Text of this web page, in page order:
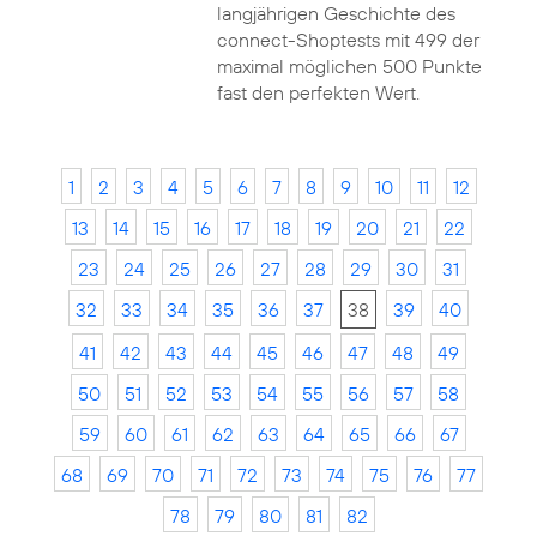
langjährigen Geschichte des
connect-Shoptests mit 499 der
maximal möglichen 500 Punkte
fast den perfekten Wert.
1 2 3 4 5 6 7 8 9 10 11
12
13
14 15 16 17 18 19 20 21
22
23
24 25 26 27 28 29 30
31
32
33 34 35 36 37 38 39
40
41
42 43 44 45 46 47 48
49
50
51 52 53 54 55 56 57
58
59
60 61 62 63 64 65 66
67
68
69 70 71 72 73 74 75 76
77
78
79 80 81 82